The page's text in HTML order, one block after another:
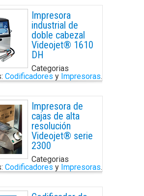
Impresora
industrial de
doble cabezal
Videojet® 1610
DH
Categorias
Codificadores y Impresoras.
Impresora de
cajas de alta
resolución
Videojet® serie
2300
Categorias
Codificadores y Impresoras.